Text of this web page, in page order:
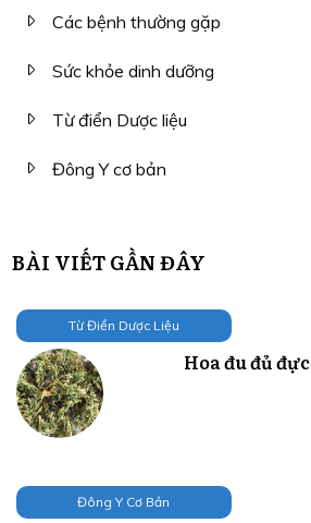
Các bệnh thường gặp
Sức khỏe dinh dưỡng
Từ điển Dược liệu
Đông Y cơ bản
BÀI VIẾT GẦN ĐÂY
Từ Điển Dược Liệu
Hoa đu đủ đực
Đông Y Cơ Bản